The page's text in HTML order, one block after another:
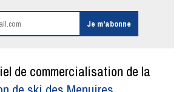
de commercialisation de la